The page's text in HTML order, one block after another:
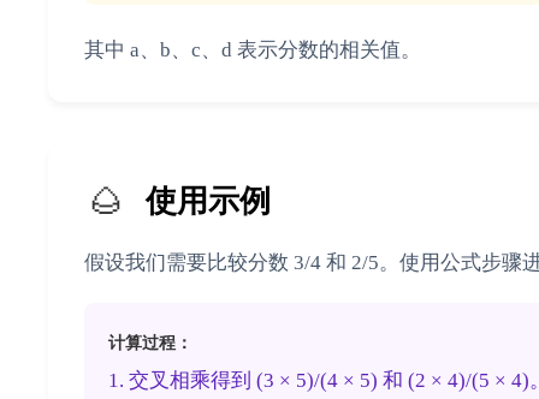
其中 a、b、c、d 表示分数的相关值。
🌰 使用示例
假设我们需要比较分数 3/4 和 2/5。使用公式步骤
计算过程：
1. 交叉相乘得到 (3 × 5)/(4 × 5) 和 (2 × 4)/(5 × 4)